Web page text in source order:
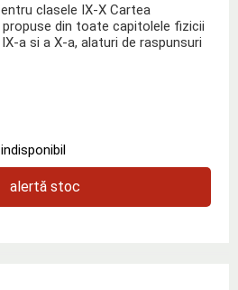
clasele IX-X Cartea
din toate capitolele fizicii
a si a X-a, alaturi de raspunsuri
alertă stoc